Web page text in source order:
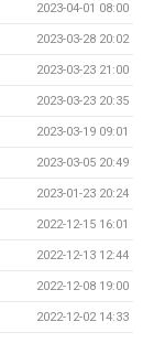
2023-04-01 08:00
2023-03-28 20:02
2023-03-23 21:00
2023-03-23 20:35
2023-03-19 09:01
2023-03-05 20:49
2023-01-23 20:24
2022-12-15 16:01
2022-12-13 12:44
2022-12-08 19:00
2022-12-02 14:33